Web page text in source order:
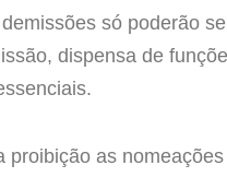
só poderão
dispensa de
proibição as